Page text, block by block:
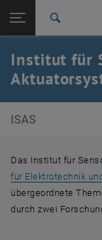
TU Login
Quicklinks
Quicklinks-Menü
Zur 1. Menü Ebene
ETIT Institute
Zurück: Subseiten
Zurück zur letzten
ETIT Institute
E366-01-
E366-02-
Lehre
Bachelor-/
Institut für
ISAS
Das Institut für
für Elektrotechnik
übergeordnete
durch zwei